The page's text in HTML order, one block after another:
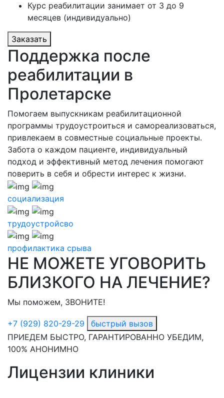
Курс реабилитации занимает от 3 до 9
месяцев (индивидуально)
Заказать
Поддержка после
реабилитации в
Пролетарске
Помогаем выпускникам реабилитационной
программы трудоустроиться и самореализоваться,
привлекаем в совместные социальные проекты.
Забота о каждом пациенте, индивидуальный
подход и эффективный метод лечения помогают
поверить в себя и обрести интерес к жизни.
социализация
трудоустройсво
профилактика срыва
НЕ МОЖЕТЕ УГОВОРИТЬ
БЛИЗКОГО НА ЛЕЧЕНИЕ?
Мы поможем, ЗВОНИТЕ!
+7 (929) 820-29-29
быстрый вызов
ПРИЕДЕМ БЫСТРО, ГАРАНТИРОВАННО УБЕДИМ,
100% АНОНИМНО
Лицензии клиники